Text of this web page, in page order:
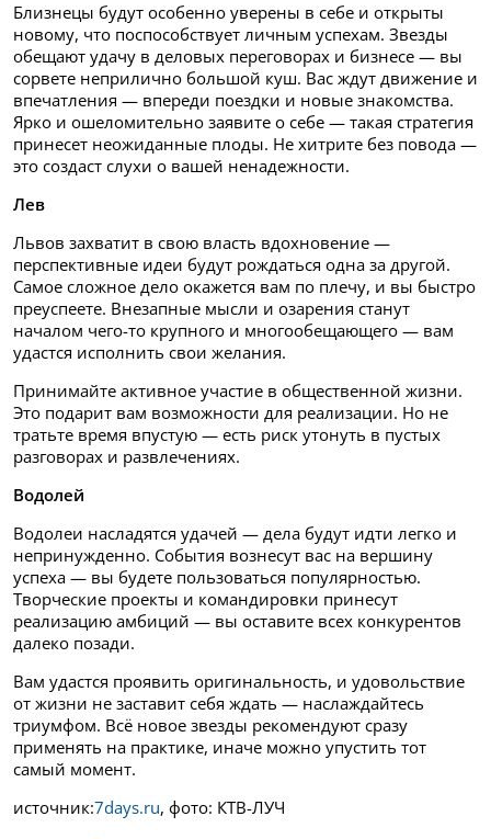
Близнецы будут особенно уверены в себе и открыты
новому, что поспособствует личным успехам. Звезды
обещают удачу в деловых переговорах и бизнесе — вы
сорвете неприлично большой куш. Вас ждут движение и
впечатления — впереди поездки и новые знакомства.
Ярко и ошеломительно заявите о себе — такая стратегия
принесет неожиданные плоды. Не хитрите без повода —
это создаст слухи о вашей ненадежности.
Лев
Львов захватит в свою власть вдохновение —
перспективные идеи будут рождаться одна за другой.
Самое сложное дело окажется вам по плечу, и вы быстро
преуспеете. Внезапные мысли и озарения станут
началом чего-то крупного и многообещающего — вам
удастся исполнить свои желания.
Принимайте активное участие в общественной жизни.
Это подарит вам возможности для реализации. Но не
тратьте время впустую — есть риск утонуть в пустых
разговорах и развлечениях.
Водолей
Водолеи насладятся удачей — дела будут идти легко и
непринужденно. События вознесут вас на вершину
успеха — вы будете пользоваться популярностью.
Творческие проекты и командировки принесут
реализацию амбиций — вы оставите всех конкурентов
далеко позади.
Вам удастся проявить оригинальность, и удовольствие
от жизни не заставит себя ждать — наслаждайтесь
триумфом. Всё новое звезды рекомендуют сразу
применять на практике, иначе можно упустить тот
самый момент.
источник:7days.ru, фото: КТВ-ЛУЧ